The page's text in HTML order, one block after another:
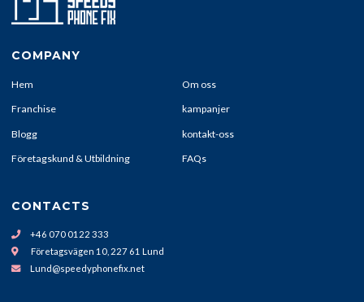
COMPANY
Hem Om oss
Franchise kampanjer
Blogg kontakt-oss
Företagskund & Utbildning FAQs
CONTACTS
+46 070 0122 333
Företagsvägen 10, 227 61 Lund
Lund@speedyphonefix.net